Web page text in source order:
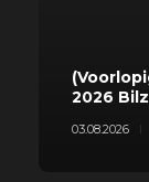
2026
03.08.2026